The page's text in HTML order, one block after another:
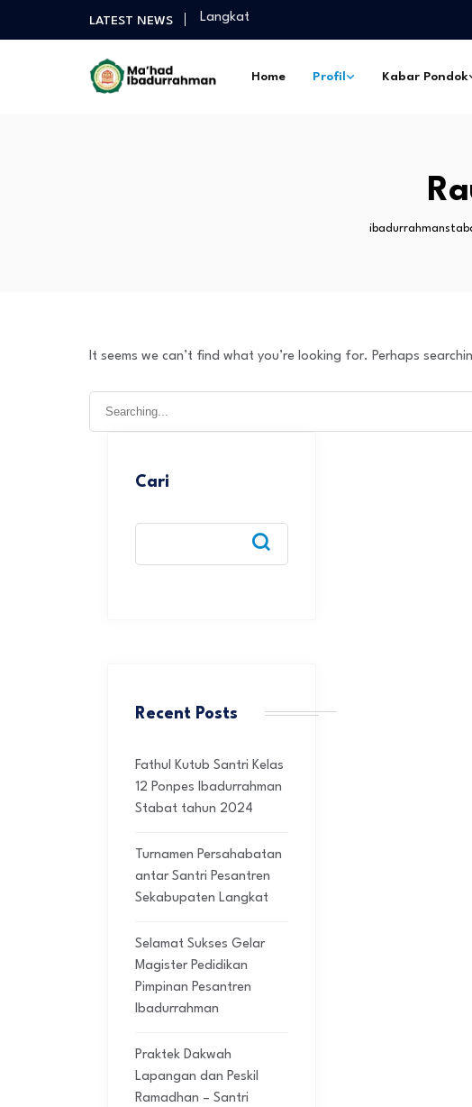
LATEST NEWS
Langkat
Selamat Sukses Gelar Magister Pedidikan
Diantara Takbir Dan Air Mata Pengorbanan
Selamat Sukses Gelar Magister Pedidikan
Praktek Dakwah Lapangan dan Peskil
Diantara Takbir Dan Air Mata Pengorbanan
Home Profil Kabar Pondok
It seems we can’t find what you’re looking for. Perhaps
Cari
Recent Posts
Fathul Kutub Santri Kelas
12 Ponpes Ibadurrahman
Stabat tahun 2024
Turnamen Persahabatan
antar Santri Pesantren
Sekabupaten Langkat
Selamat Sukses Gelar
Magister Pedidikan
Pimpinan Pesantren
Ibadurrahman
Praktek Dakwah
Lapangan dan Peskil
Ramadhan – Santri